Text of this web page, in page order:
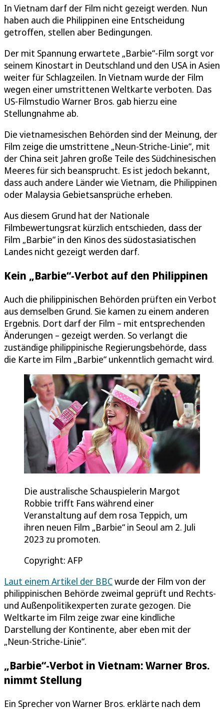
In Vietnam darf der Film nicht gezeigt werden. Nun
haben auch die Philippinen eine Entscheidung
getroffen, stellen aber Bedingungen.
Der mit Spannung erwartete „Barbie“-Film sorgt vor
seinem Kinostart in Deutschland und den USA in Asien
weiter für Schlagzeilen. In Vietnam wurde der Film
wegen einer umstrittenen Weltkarte verboten. Das
US-Filmstudio Warner Bros. gab hierzu eine
Stellungnahme ab.
Die vietnamesischen Behörden sind der Meinung, der
Film zeige die umstrittene „Neun-Striche-Linie“, mit
der China seit Jahren große Teile des Südchinesischen
Meeres für sich beansprucht. Es ist jedoch bekannt,
dass auch andere Länder wie Vietnam, die Philippinen
oder Malaysia Gebietsansprüche erheben.
Aus diesem Grund hat der Nationale
Filmbewertungsrat kürzlich entschieden, dass der
Film „Barbie“ in den Kinos des südostasiatischen
Landes nicht gezeigt werden darf.
Kein „Barbie“-Verbot auf den Philippinen
Auch die philippinischen Behörden prüften ein Verbot
aus demselben Grund. Sie kamen zu einem anderen
Ergebnis. Dort darf der Film – mit entsprechenden
Änderungen – gezeigt werden. So verlangt die
zuständige philippinische Regierungsbehörde, dass
die Karte im Film „Barbie“ unkenntlich gemacht wird.
Die australische Schauspielerin Margot
Robbie trifft Fans während einer
Veranstaltung auf dem rosa Teppich, um
ihren neuen Film „Barbie“ in Seoul am 2. Juli
2023 zu promoten.
Copyright: AFP
Laut einem Artikel der BBCwurde der Film von der
philippinischen Behörde zweimal geprüft und Rechts-
und Außenpolitikexperten zurate gezogen. Die
Weltkarte im Film zeige zwar eine kindliche
Darstellung der Kontinente, aber eben mit der
„Neun-Striche-Linie“.
„Barbie“-Verbot in Vietnam: Warner Bros.
nimmt Stellung
Ein Sprecher von Warner Bros. erklärte nach dem